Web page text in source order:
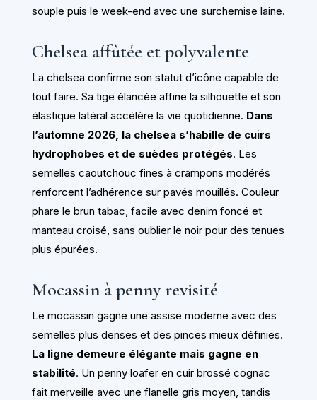
souple puis le week-end avec une surchemise laine.
Chelsea affûtée et polyvalente
La chelsea confirme son statut d’icône capable de
tout faire. Sa tige élancée affine la silhouette et son
élastique latéral accélère la vie quotidienne. Dans
l’automne 2026, la chelsea s’habille de cuirs
hydrophobes et de suèdes protégés. Les
semelles caoutchouc fines à crampons modérés
renforcent l’adhérence sur pavés mouillés. Couleur
phare le brun tabac, facile avec denim foncé et
manteau croisé, sans oublier le noir pour des tenues
plus épurées.
Mocassin à penny revisité
Le mocassin gagne une assise moderne avec des
semelles plus denses et des pinces mieux définies.
La ligne demeure élégante mais gagne en
stabilité. Un penny loafer en cuir brossé cognac
fait merveille avec une flanelle gris moyen, tandis